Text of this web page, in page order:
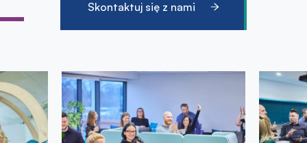
Skontaktuj się z nami